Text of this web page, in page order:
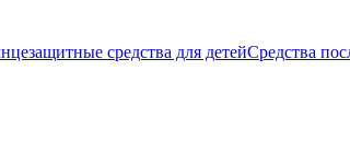
средства для детейСредства